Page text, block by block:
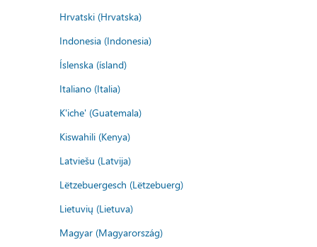
Hrvatski (Hrvatska)
Indonesia (Indonesia)
Íslenska (ísland)
Italiano (Italia)
K'iche' (Guatemala)
Kiswahili (Kenya)
Latviešu (Latvija)
Lëtzebuergesch (Lëtzebuerg)
Lietuvių (Lietuva)
Magyar (Magyarország)